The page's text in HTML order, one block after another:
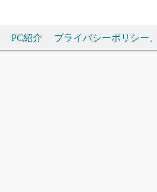
PC紹介 プライバシーポリシー